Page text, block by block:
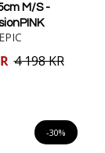
M/S -
EPIC
4 198 KR
-30%